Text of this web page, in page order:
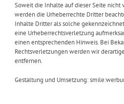
Soweit die Inhalte auf dieser Seite
werden die Urheberrechte Dritter
Inhalte Dritter als solche
eine Urheberrechtsverletzung
einen entsprechenden Hinweis. Bei
Rechtsverletzungen werden wir
entfernen.
Gestaltung und Umsetzung: